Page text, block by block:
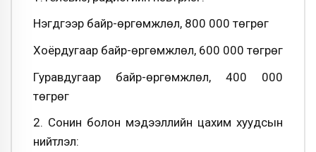
Нэгдүгээр байр-өргөмжлөл, 800 000 төгрөг
Хоёрдугаар байр-өргөмжлөл, 600 000 төгрөг
Гуравдугаар байр-өргөмжлөл, 400 000
төгрөг
2. Сонин болон мэдээллийн цахим хуудсын
нийтлэл: